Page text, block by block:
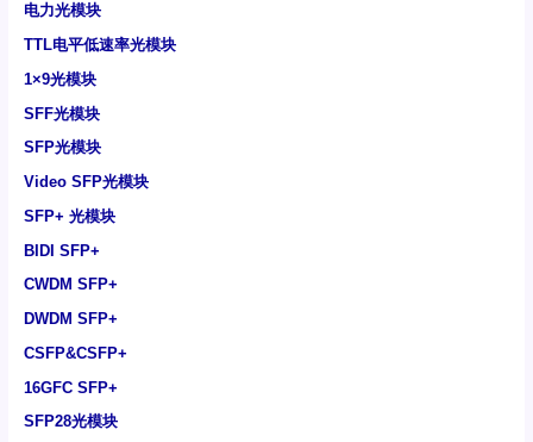
电力光模块
TTL电平低速率光模块
1×9光模块
SFF光模块
SFP光模块
Video SFP光模块
SFP+ 光模块
BIDI SFP+
CWDM SFP+
DWDM SFP+
CSFP&CSFP+
16GFC SFP+
SFP28光模块